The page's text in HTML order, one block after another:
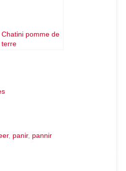
Chatini pomme de
terre
, panir, pannir